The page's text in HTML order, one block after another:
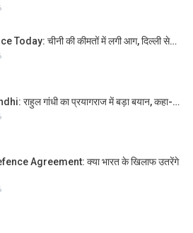
Today: चीनी की कीमतों में लगी आग, दिल्ली से…
राहुल गांधी का प्रयागराज में बड़ा बयान, कहा-…
Agreement: क्या भारत के खिलाफ उतरेंगे